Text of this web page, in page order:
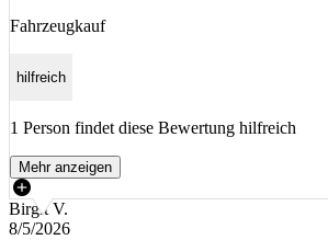
Fahrzeugkauf
hilfreich
1 Person findet diese Bewertung hilfreich
Mehr anzeigen
Birgit V.
8/5/2026